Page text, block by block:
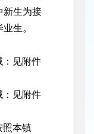
新生为接
生。
：见附件
：见附件
照本镇